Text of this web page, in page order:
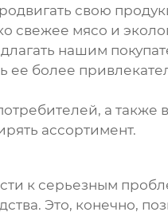
свою
свежее мясо и
нашим
ее более
а также
ассортимент.
к серьезным
Это, конечно,